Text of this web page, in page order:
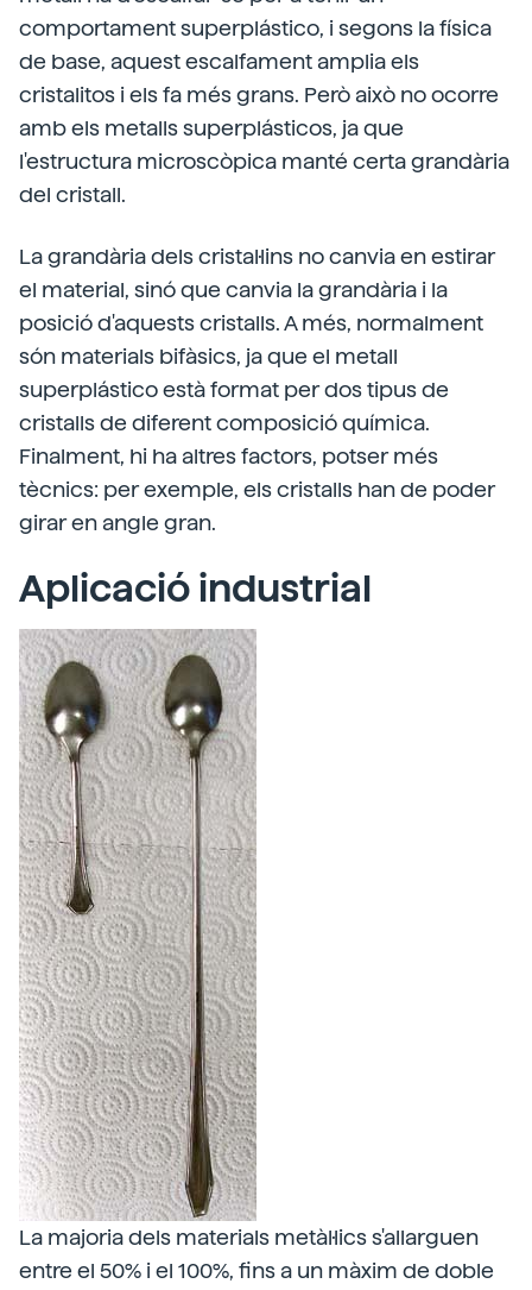
comportament superplástico, i segons la física
de base, aquest escalfament amplia els
cristalitos i els fa més grans. Però això no ocorre
amb els metalls superplásticos, ja que
l'estructura microscòpica manté certa grandària
del cristall.
La grandària dels cristal·lins no canvia en estirar
el material, sinó que canvia la grandària i la
posició d'aquests cristalls. A més, normalment
són materials bifàsics, ja que el metall
superplástico està format per dos tipus de
cristalls de diferent composició química.
Finalment, hi ha altres factors, potser més
tècnics: per exemple, els cristalls han de poder
girar en angle gran.
Aplicació industrial
La majoria dels materials metàl·lics s'allarguen
entre el 50% i el 100%, fins a un màxim de doble